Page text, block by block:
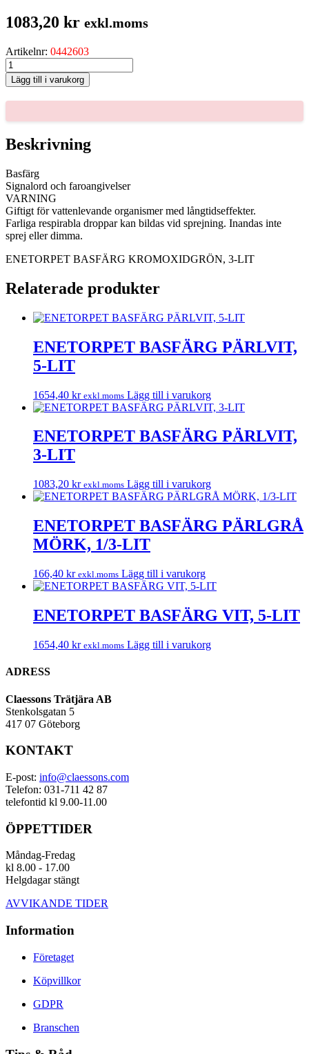
1083,20 kr exkl.moms
Artikelnr: 0442603
ENETORPET
BASFÄRG
KROMOXIDGRÖN,
3-
mängd
Lägg till i varukorg
Beskrivning
Basfärg
Signalord och faroangivelser
VARNING
Giftigt för vattenlevande organismer med långtidseffekter.
Farliga respirabla droppar kan bildas vid sprejning. Inandas inte
sprej eller dimma.
ENETORPET BASFÄRG KROMOXIDGRÖN, 3-LIT
Relaterade produkter
ENETORPET BASFÄRG PÄRLVIT,
5-LIT
1654,40 kr exkl.moms Lägg till i varukorg
ENETORPET BASFÄRG PÄRLVIT,
3-LIT
1083,20 kr exkl.moms Lägg till i varukorg
ENETORPET BASFÄRG PÄRLGRÅ
MÖRK, 1/3-LIT
166,40 kr exkl.moms Lägg till i varukorg
ENETORPET BASFÄRG VIT, 5-LIT
1654,40 kr exkl.moms Lägg till i varukorg
ADRESS
Claessons Trätjära AB
Stenkolsgatan 5
417 07 Göteborg
KONTAKT
E-post: info@claessons.com
Telefon: 031-711 42 87
telefontid kl 9.00-11.00
ÖPPETTIDER
Måndag-Fredag
kl 8.00 - 17.00
Helgdagar stängt
AVVIKANDE TIDER
Information
Företaget
Köpvillkor
GDPR
Branschen